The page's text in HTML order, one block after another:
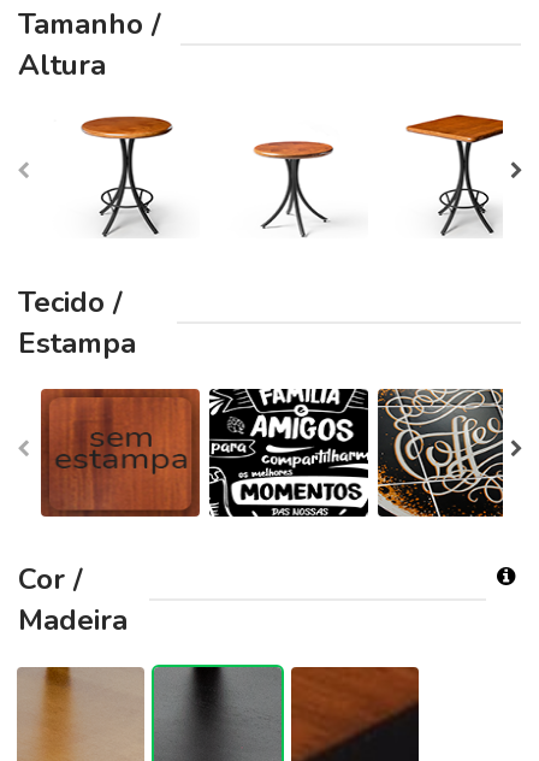
Tamanho /
Altura
Tecido /
Estampa
Cor /
Madeira